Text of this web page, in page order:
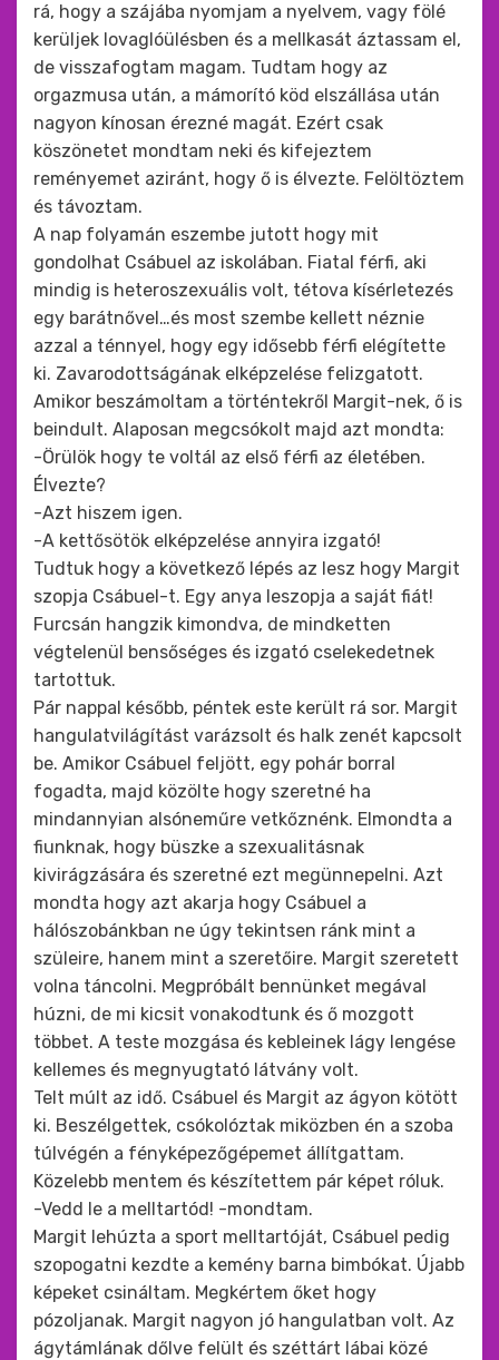
rá, hogy a szájába nyomjam a nyelvem, vagy fölé
kerüljek lovaglóülésben és a mellkasát áztassam el,
de visszafogtam magam. Tudtam hogy az
orgazmusa után, a mámorító köd elszállása után
nagyon kínosan érezné magát. Ezért csak
köszönetet mondtam neki és kifejeztem
reményemet aziránt, hogy ő is élvezte. Felöltöztem
és távoztam.
A nap folyamán eszembe jutott hogy mit
gondolhat Csábuel az iskolában. Fiatal férfi, aki
mindig is heteroszexuális volt, tétova kísérletezés
egy barátnővel…és most szembe kellett néznie
azzal a ténnyel, hogy egy idősebb férfi elégítette
ki. Zavarodottságának elképzelése felizgatott.
Amikor beszámoltam a történtekről Margit-nek, ő is
beindult. Alaposan megcsókolt majd azt mondta:
-Örülök hogy te voltál az első férfi az életében.
Élvezte?
-Azt hiszem igen.
-A kettősötök elképzelése annyira izgató!
Tudtuk hogy a következő lépés az lesz hogy Margit
szopja Csábuel-t. Egy anya leszopja a saját fiát!
Furcsán hangzik kimondva, de mindketten
végtelenül bensőséges és izgató cselekedetnek
tartottuk.
Pár nappal később, péntek este került rá sor. Margit
hangulatvilágítást varázsolt és halk zenét kapcsolt
be. Amikor Csábuel feljött, egy pohár borral
fogadta, majd közölte hogy szeretné ha
mindannyian alsóneműre vetkőznénk. Elmondta a
fiunknak, hogy büszke a szexualitásnak
kivirágzására és szeretné ezt megünnepelni. Azt
mondta hogy azt akarja hogy Csábuel a
hálószobánkban ne úgy tekintsen ránk mint a
szüleire, hanem mint a szeretőire. Margit szeretett
volna táncolni. Megpróbált bennünket megával
húzni, de mi kicsit vonakodtunk és ő mozgott
többet. A teste mozgása és kebleinek lágy lengése
kellemes és megnyugtató látvány volt.
Telt múlt az idő. Csábuel és Margit az ágyon kötött
ki. Beszélgettek, csókolóztak miközben én a szoba
túlvégén a fényképezőgépemet állítgattam.
Közelebb mentem és készítettem pár képet róluk.
-Vedd le a melltartód! -mondtam.
Margit lehúzta a sport melltartóját, Csábuel pedig
szopogatni kezdte a kemény barna bimbókat. Újabb
képeket csináltam. Megkértem őket hogy
pózoljanak. Margit nagyon jó hangulatban volt. Az
ágytámlának dőlve felült és széttárt lábai közé